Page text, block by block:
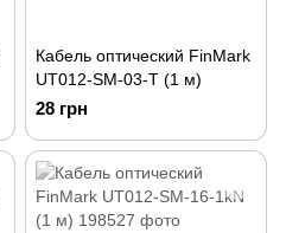
Кабель оптический FinMark
UT012-SM-03-T (1 м)
28 грн